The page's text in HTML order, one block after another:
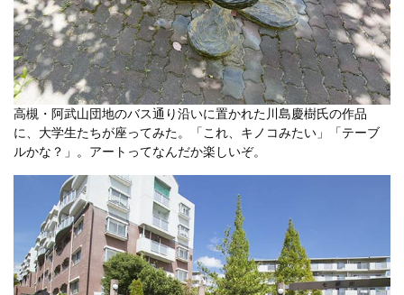
高槻・阿武山団地のバス通り沿いに置かれた川島慶樹氏の作品
に、大学生たちが座ってみた。「これ、キノコみたい」「テーブ
ルかな？」。アートってなんだか楽しいぞ。